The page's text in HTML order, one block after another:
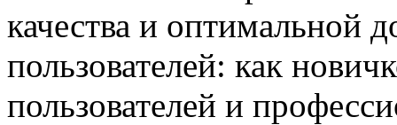
качества и оптимальной
пользователей: как
пользователей и